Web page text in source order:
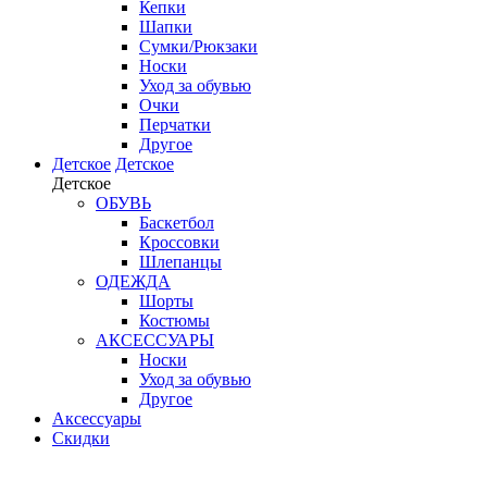
Кепки
Шапки
Сумки/Рюкзаки
Носки
Уход за обувью
Очки
Перчатки
Другое
Детское Детское
Детское
ОБУВЬ
Баскетбол
Кроссовки
Шлепанцы
ОДЕЖДА
Шорты
Костюмы
АКСЕССУАРЫ
Носки
Уход за обувью
Другое
Аксессуары
Скидки